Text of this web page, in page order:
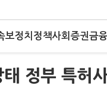
보정치 정책사회 증권금
태 정부 특허